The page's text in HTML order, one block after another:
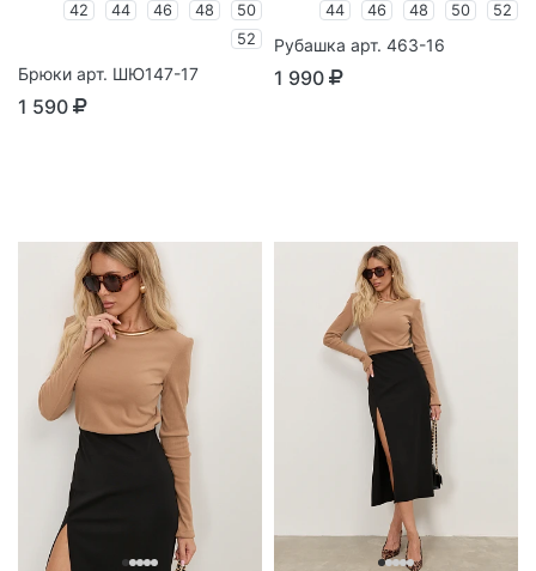
42 44 46 48
50
52
Брюки арт. ШЮ147-17
1 590
44 46 48 50 52
Рубашка арт. 463-16
1 990